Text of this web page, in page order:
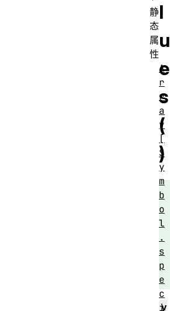
l
u
e
s
(
)
v
静
态
属
性
A
r
r
a
y
[
S
y
m
b
o
l
.
s
p
e
c
i